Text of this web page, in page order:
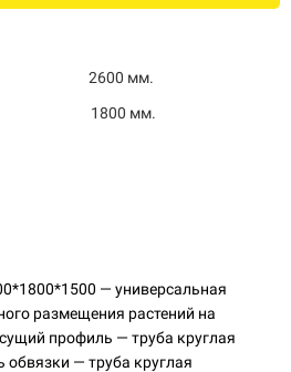
2600 мм.
1800 мм.
— универсальная
размещения растений на
профиль — труба круглая
— труба круглая